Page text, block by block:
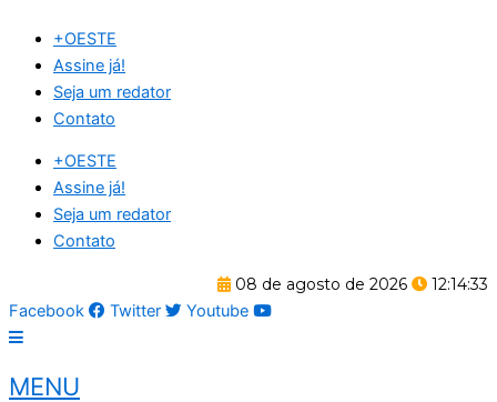
para
conteúdo
+OESTE
Assine já!
Seja um redator
Contato
+OESTE
Assine já!
Seja um redator
Contato
08 de agosto de 2026
12:14:34
Facebook
Twitter Youtube
MENU